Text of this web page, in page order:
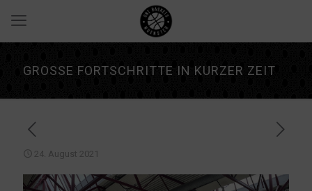
GROSSE FORTSCHRITTE IN KURZER ZEIT
24. August 2021